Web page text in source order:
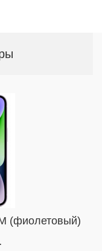
(фиолетовый)